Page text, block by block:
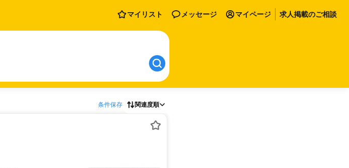
マイリスト メッセージ マイページ 求人掲載のご相談
条件保存 関連度順